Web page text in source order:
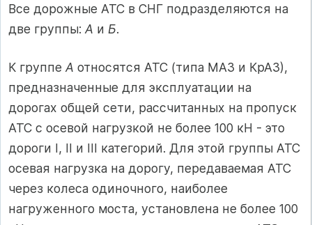
Все дорожные АТС в СНГ под­разделяются на
две группы: А и Б.
К группе А относятся АТС (типа МАЗ и КрАЗ),
предназначенные для эксплуатации на
дорогах общей сети, рассчитанных на пропуск
АТС с осевой нагрузкой не более 100 кН - это
дороги I, II и III категорий. Для этой группы АТС
осевая нагрузка на дорогу, передаваемая АТС
через коле­са одиночного, наиболее
нагруженного моста, установлена не более 100